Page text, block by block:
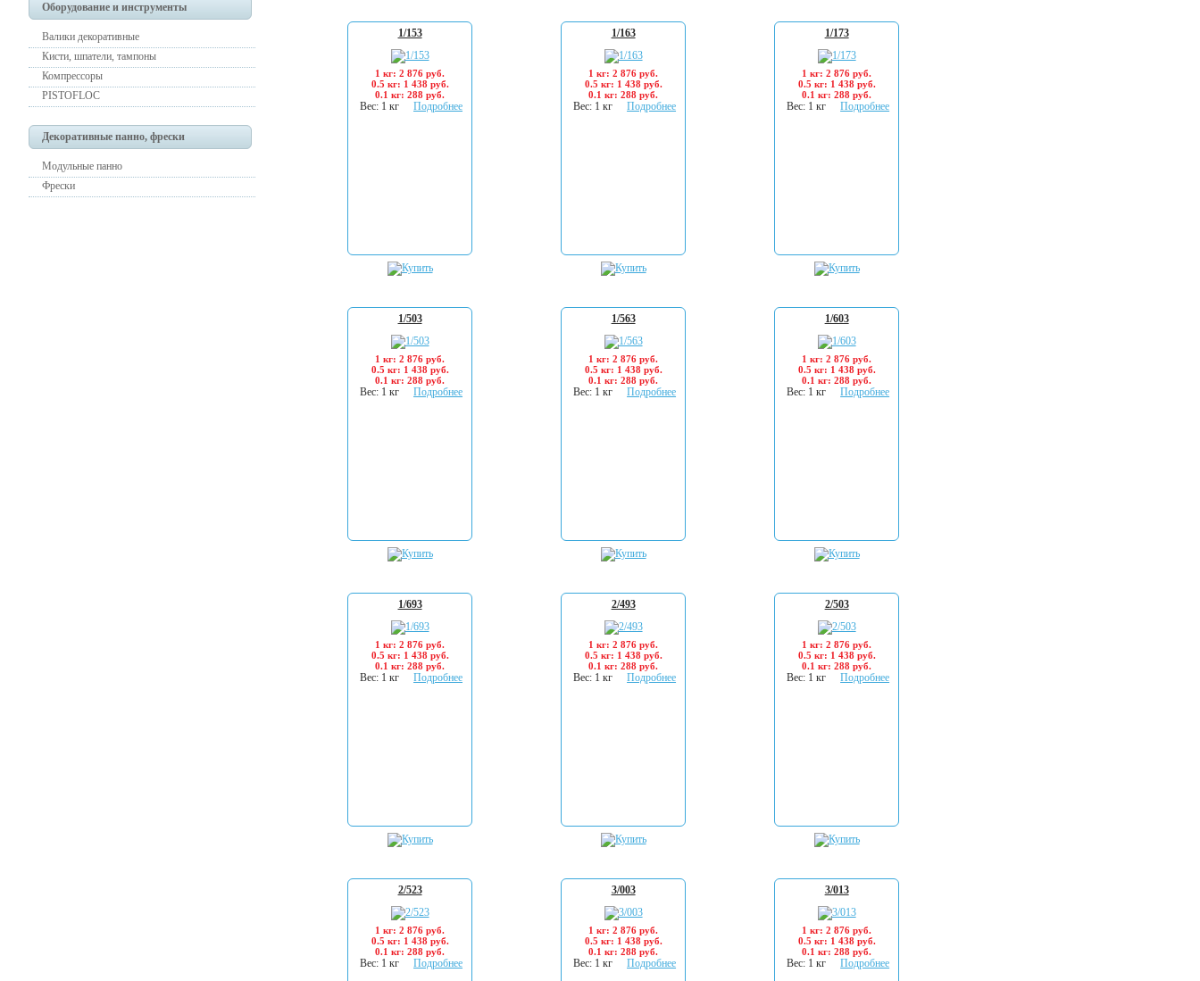
Оборудование и инструменты
Валики декоративные
Кисти, шпатели, тампоны
Компрессоры
PISTOFLOC
Декоративные панно, фрески
Модульные панно
Фрески
1/153
1 кг: 2 876 руб.
0.5 кг: 1 438 руб.
0.1 кг: 288 руб.
Вес: 1 кг Подробнее
1/163
1 кг: 2 876 руб.
0.5 кг: 1 438 руб.
0.1 кг: 288 руб.
Вес: 1 кг Подробнее
1/173
1 кг: 2 876 руб.
0.5 кг: 1 438 руб.
0.1 кг: 288 руб.
Вес: 1 кг Подробнее
1/503
1 кг: 2 876 руб.
0.5 кг: 1 438 руб.
0.1 кг: 288 руб.
Вес: 1 кг Подробнее
1/563
1 кг: 2 876 руб.
0.5 кг: 1 438 руб.
0.1 кг: 288 руб.
Вес: 1 кг Подробнее
1/603
1 кг: 2 876 руб.
0.5 кг: 1 438 руб.
0.1 кг: 288 руб.
Вес: 1 кг Подробнее
1/693
1 кг: 2 876 руб.
0.5 кг: 1 438 руб.
0.1 кг: 288 руб.
Вес: 1 кг Подробнее
2/493
1 кг: 2 876 руб.
0.5 кг: 1 438 руб.
0.1 кг: 288 руб.
Вес: 1 кг Подробнее
2/503
1 кг: 2 876 руб.
0.5 кг: 1 438 руб.
0.1 кг: 288 руб.
Вес: 1 кг Подробнее
2/523
1 кг: 2 876 руб.
0.5 кг: 1 438 руб.
0.1 кг: 288 руб.
Вес: 1 кг Подробнее
3/003
1 кг: 2 876 руб.
0.5 кг: 1 438 руб.
0.1 кг: 288 руб.
Вес: 1 кг Подробнее
3/013
1 кг: 2 876 руб.
0.5 кг: 1 438 руб.
0.1 кг: 288 руб.
Вес: 1 кг Подробнее